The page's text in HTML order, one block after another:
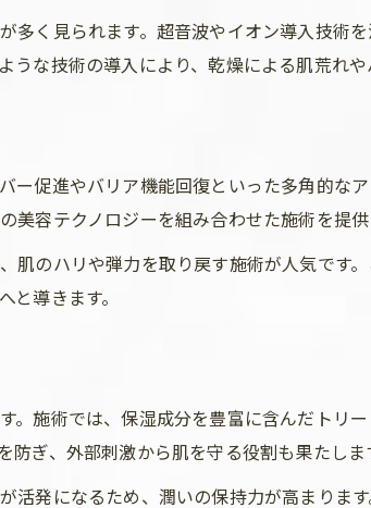
く見られます。超音波やイオン導入技術
な技術の導入により、乾燥による肌荒れ
促進やバリア機能回復といった多角的な
容テクノロジーを組み合わせた施術を提供
のハリや弾力を取り戻す施術が人気です
導きます。
施術では、保湿成分を豊富に含んだトリ
ぎ、外部刺激から肌を守る役割も果たしま
発になるため、潤いの保持力が高まりま